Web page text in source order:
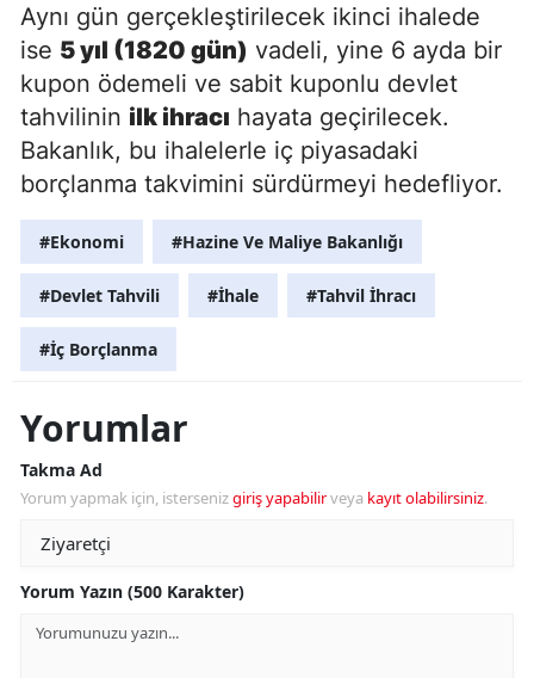
Aynı gün gerçekleştirilecek ikinci ihalede
ise 5 yıl (1820 gün) vadeli, yine 6 ayda bir
kupon ödemeli ve sabit kuponlu devlet
tahvilinin ilk ihracı hayata geçirilecek.
Bakanlık, bu ihalelerle iç piyasadaki
borçlanma takvimini sürdürmeyi hedefliyor.
#Ekonomi #Hazine Ve Maliye Bakanlığı
#Devlet Tahvili #İhale #Tahvil İhracı
#İç Borçlanma
Yorumlar
Takma Ad
Yorum yapmak için, istersenizgiriş yapabilirveya kayıt olabilirsiniz.
Yorum Yazın (500 Karakter)